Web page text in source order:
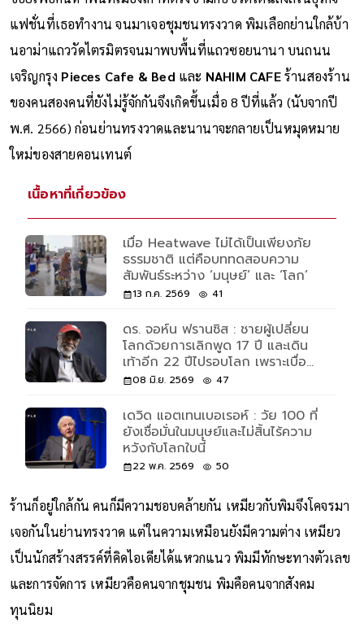
แฟชั่นที่เธอทำงาน จนมาเจอชุมชนทรงวาด พิมเลือกย่านใกล้บ้า
นอาม่าแถววัดไตรมิตรจนมาพบพื้นที่แถวซอยนานา บนถนน
เจริญกรุง Pieces Cafe & Bed และ NAHIM CAFEร้านสองร้าน
ของคนสองคนที่ยังไม่รู้จักกันจึงเกิดขึ้นเมื่อ 8 ปีที่แล้ว (นับจากปี
พ.ศ. 2566) ก่อนย่านทรงวาดและนานาจะกลายเป็นหมุดหมาย
ใหม่ของสายคอนเทนต์
เนื้อหาที่เกี่ยวข้อง
เมื่อ Heatwave ไม่ได้เป็นเพียงภัย
ธรรมชาติ แต่คือบททดสอบความ
สัมพันธ์ระหว่าง ‘มนุษย์’ และ ‘โลก’
13 ก.ค. 2569 41
ดร. จอห์น ฟรานซิส : ชายผู้เปลี่ยน
โลกด้วยการเลิกพูด 17 ปี และเดิน
เท้าอีก 22 ปีไปรอบโลก เพราะเบื่อ
กับการเถียง
08 มิ.ย. 2569 47
เดวิด แอตเทนเบอเรอห์ : วัย 100 ที่
ยังเชื่อมั่นในมนุษย์และไม่สิ้นไร้ความ
หวังกับโลกใบนี้
22 พ.ค. 2569 50
ร้านก็อยู่ใกล้กัน คนก็มีความชอบคล้ายกัน เหมียวกับพิมจึงโคจรมา
เจอกันในย่านทรงวาด แต่ในความเหมือนยังมีความต่าง เหมียว
เป็นนักสร้างสรรค์ที่คิดไอเดียได้แหวกแนว พิมมีทักษะทางตัวเลข
และการจัดการ เหมียวคือคนจากชุมชน พิมคือคนจากสังคม
ทุนนิยม